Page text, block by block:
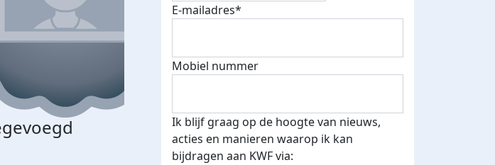
E-mails verstuurd
Top fondsenwerver
E-mailadres*
Mobiel nummer
Ik blijf graag op de hoogte van nieuws,
acties en manieren waarop ik kan
bijdragen aan KWF via: